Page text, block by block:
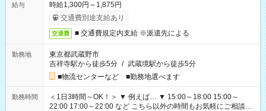
給与
時給1,300円～1,875円
交通費別途支給あり
交通費 ■ 交通費規定内支給 ※派遣先による
勤務地
東京都武蔵野市
吉祥寺駅から徒歩5分 / 武蔵境駅から徒歩5分
■物流センターなど ■勤務地選べます
勤務時間
＜1日3時間～OK！＞ ▼ 例えば… ▼ 15:00～18:00 15:00～
22:00 17:00～22:00 など こちら以外の時間もお気軽にご相談く